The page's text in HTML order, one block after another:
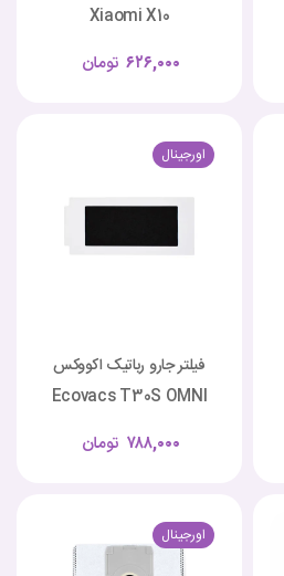
Xiaomi X10
تومان ۶۲۶,۰۰۰
اورجینال
فیلتر جارو رباتیک اکووکس
Ecovacs T30S OMNI
تومان ۷۸۸,۰۰۰
اورجینال